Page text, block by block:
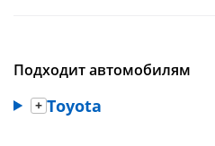
Подходит автомобилям
Toyota